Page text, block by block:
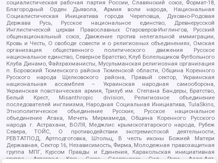
социалистическая рабочая партия России, Славянский союз, Формат-18,
Благородный Орден Дьявола, Армия воли народа, Национальная
Социалистическая Инициатива города Череповца, Духовно-Родовая
Держава Русь, Русское национальное единство, Древнерусской
Инглистической церкви Православных Староверов-Инглингов, Русский
общенациональный союз, Движение против нелегальной иммиграции,
Кровь и Честь, О свободе совести и о религиозных объединениях, Омская
организация общественного политического движения Русское
национальное единство, Северное Братство, Клуб Болельщиков Футбольного
Клуба Динамо, Файзрахманисты, Мусульманская религиозная организация
п. Боровский Тюменского района Тюменской области, Община Коренного
Русского народа Щелковского района, Правый сектор, Украинская
национальная ассамблея – Украинская народная самооборона,
Украинская повстанческая армия, Тризуб им. Степана Бандеры, Братство,
Белый Крест, Misanthropic division, Религиозное объединение
последователей инглиизма, Народная Социальная Инициатива, TulaSkins,
Этнополитическое объединение Русские, Русское национальное
объединение Атака, Мечеть Мирмамеда, Община Коренного Русского
народа г. Астрахани, ВОЛЯ, Меджлис крымскотатарского народа, Рубеж
Севера, ТОЙС, О противодействии экстремистской деятельности,
РЕВТАТПОД, Артподготовка, Штольц, В честь иконы Божией Матери
Державная, Сектор 16, Независимость, Фирма, Молодежная правозащитная
группа МПГ, Курсом Правды и Единения, Каракольская инициативная
группа, Автоград Крю, Союз Славянских Сил Руси, Алля-Аят,